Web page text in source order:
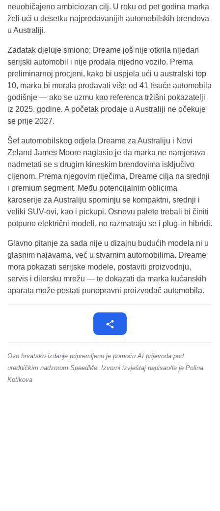
neuobičajeno ambiciozan cilj. U roku od pet godina marka
želi ući u desetku najprodavanijih automobilskih brendova
u Australiji.
Zadatak djeluje smiono: Dreame još nije otkrila nijedan
serijski automobil i nije prodala nijedno vozilo. Prema
preliminarnoj procjeni, kako bi uspjela ući u australski top
10, marka bi morala prodavati više od 41 tisuće automobila
godišnje — ako se uzmu kao referenca tržišni pokazatelji
iz 2025. godine. A početak prodaje u Australiji ne očekuje
se prije 2027.
Šef automobilskog odjela Dreame za Australiju i Novi
Zeland James Moore naglasio je da marka ne namjerava
nadmetati se s drugim kineskim brendovima isključivo
cijenom. Prema njegovim riječima, Dreame cilja na srednji
i premium segment. Među potencijalnim oblicima
karoserije za Australiju spominju se kompaktni, srednji i
veliki SUV-ovi, kao i pickupi. Osnovu palete trebali bi činiti
potpuno električni modeli, no razmatraju se i plug-in hibridi.
Glavno pitanje za sada nije u dizajnu budućih modela ni u
glasnim najavama, već u stvarnim automobilima. Dreame
mora pokazati serijske modele, postaviti proizvodnju,
servis i dilersku mrežu — te dokazati da marka kućanskih
aparata može postati punopravni proizvođač automobila.
Ovo hrvatsko izdanje pripremljeno je pomoću AI prijevoda pod
uredničkim nadzorom SpeedMe. Izvorni izvještaj napisao/la je Polina
Kotikova